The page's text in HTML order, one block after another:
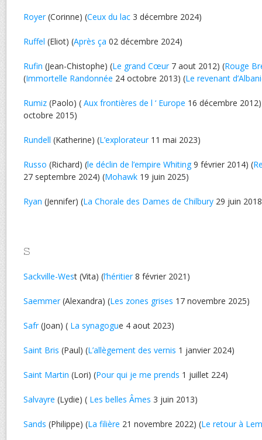
Royer(Corinne) (Ceux du lac 3 décembre 2024)
Ruffel (Eliot) (Après ça 02 décembre 2024)
Rufin (Jean-Chistophe) (Le grand Cœur7 aout 2012) (Rouge
(Immortelle Randonnée 24 octobre 2013) (Le revenant
Rumiz (Paolo) ( Aux frontières de l ‘ Europe 16 décembre
octobre 2015)
Rundell (Katherine) (L’explorateur11 mai 2023)
Russo (Richard) (le déclin de l’empire Whiting9 février 2014) (
27 septembre 2024) (Mohawk 19 juin 2025)
Ryan (Jennifer) (La Chorale des Dames de Chilbury 29 juin
S
Sackville-West (Vita) (l’héritier8 février 2021)
Saemmer(Alexandra) (Les zones grises 17 novembre 2025)
Safr(Joan) ( La synagogue 4 aout 2023)
Saint Bris (Paul) (L’allègement des vernis 1 janvier 2024)
Saint Martin (Lori) (Pour qui je me prends 1 juillet 224)
Salvayre (Lydie) ( Les belles Âmes 3 juin 2013)
Sands (Philippe) (La filière 21 novembre 2022) (Le retour à